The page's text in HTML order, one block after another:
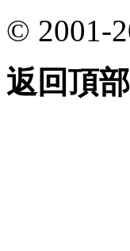
© 2001-
返回頂部